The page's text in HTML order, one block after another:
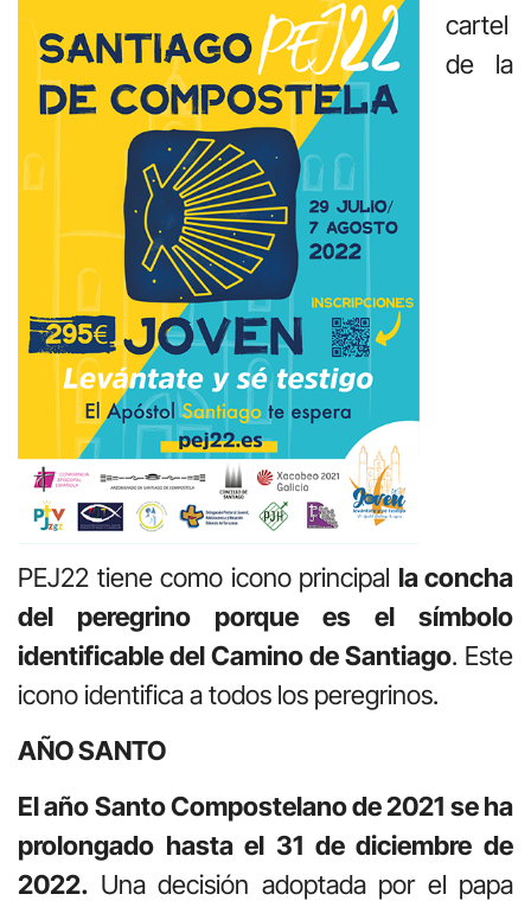
cartel
de la
PEJ22 tiene como icono principal la concha
del peregrino porque es el símbolo
identificable del Camino de Santiago. Este
icono identifica a todos los peregrinos.
AÑO SANTO
El año Santo Compostelano de 2021 se ha
prolongado hasta el 31 de diciembre de
2022. Una decisión adoptada por el papa